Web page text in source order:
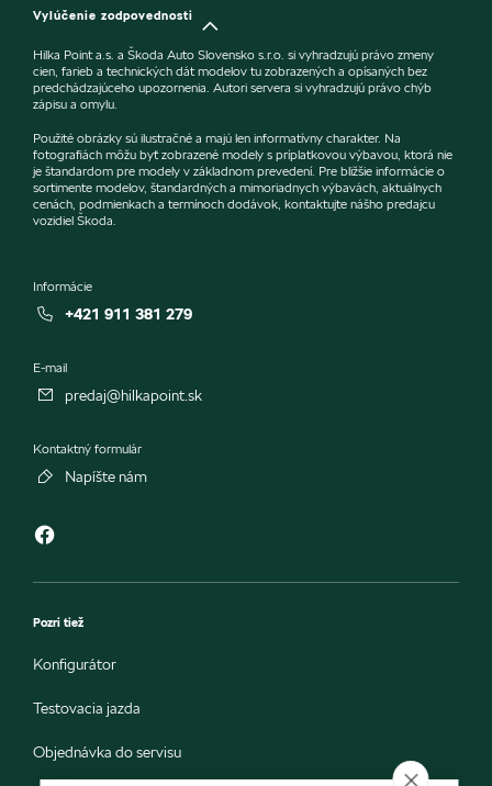
Vylúčenie zodpovednosti
Hilka Point a.s. a Škoda Auto Slovensko s.r.o. si vyhradzujú právo zmeny
cien, farieb a technických dát modelov tu zobrazených a opísaných bez
predchádzajúceho upozornenia. Autori servera si vyhradzujú právo chýb
zápisu a omylu.
Použité obrázky sú ilustračné a majú len informatívny charakter. Na
fotografiách môžu byť zobrazené modely s príplatkovou výbavou, ktorá nie
je štandardom pre modely v základnom prevedení. Pre bližšie informácie o
sortimente modelov, štandardných a mimoriadnych výbavách, aktuálnych
cenách, podmienkach a termínoch dodávok, kontaktujte nášho predajcu
vozidiel Škoda.
Informácie
+421 911 381 279
E-mail
predaj@hilkapoint.sk
Kontaktný formulár
Napíšte nám
Pozri tiež
Konfigurátor
Testovacia jazda
Objednávka do servisu